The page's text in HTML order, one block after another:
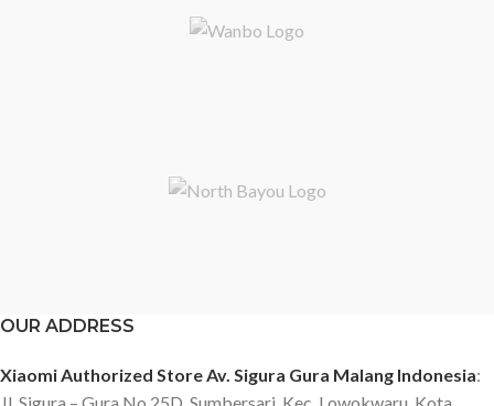
OUR ADDRESS
Xiaomi Authorized Store Av. Sigura Gura Malang Indonesia: